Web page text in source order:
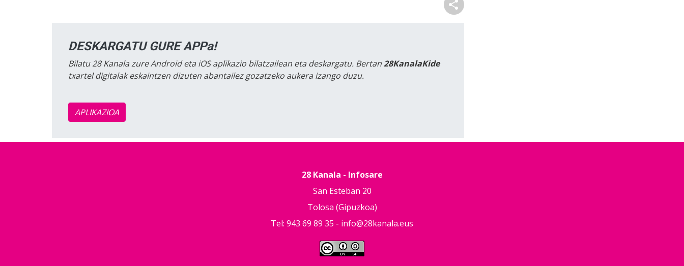
DESKARGATU GURE APPa!
Bilatu 28 Kanala zure Android eta iOS aplikazio bilatzailean eta deskargatu. Bertan28KanalaKide
txartel digitalak eskaintzen dizuten abantailez gozatzeko aukera izango duzu.
APLIKAZIOA
28 Kanala - Infosare
San Esteban 20
Tolosa (Gipuzkoa)
Tel: 943 69 89 35 - info@28kanala.eus